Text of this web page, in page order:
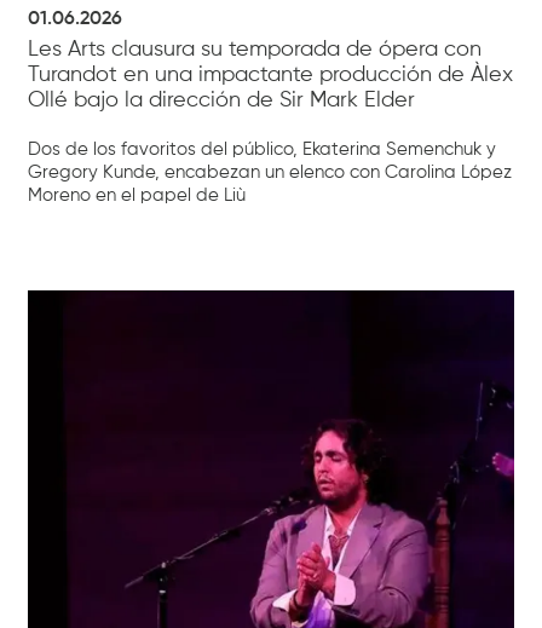
01.06.2026
Les Arts clausura su temporada de ópera con
Turandot en una impactante producción de Àlex
Ollé bajo la dirección de Sir Mark Elder
Dos de los favoritos del público, Ekaterina Semenchuk y
Gregory Kunde, encabezan un elenco con Carolina López
Moreno en el papel de Liù